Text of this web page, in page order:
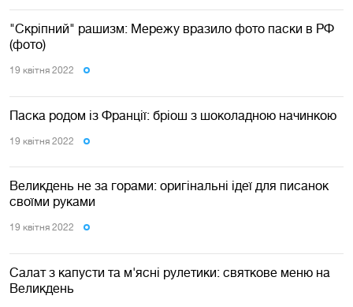
"Скріпний" рашизм: Мережу вразило фото паски в РФ
(фото)
19 квiтня 2022
Паска родом із Франції: бріош з шоколадною начинкою
19 квiтня 2022
Великдень не за горами: оригінальні ідеї для писанок
своїми руками
19 квiтня 2022
Салат з капусти та м'ясні рулетики: святкове меню на
Великдень